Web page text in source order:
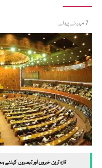
7 مہینے پہلے
تازہ ترین خبروں اور تبصروں